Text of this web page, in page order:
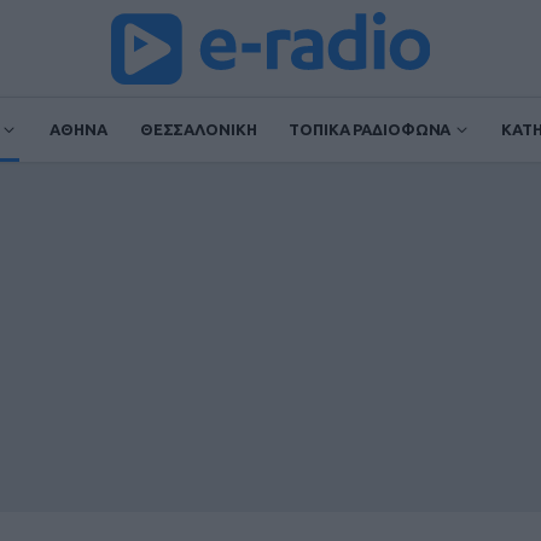
ΑΘΗΝΑ ΘΕΣΣΑΛΟΝΙΚΗ ΤΟΠΙΚΑ ΡΑΔΙΟΦΩΝΑ